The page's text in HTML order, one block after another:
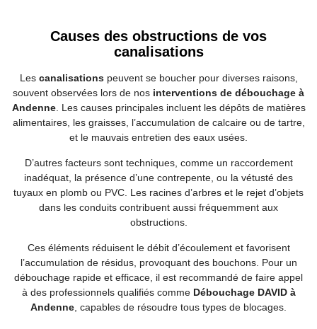
Causes des obstructions de vos
canalisations
Les canalisationspeuvent se boucher pour diverses raisons,
souvent observées lors de nos interventions de débouchage à
Andenne. Les causes principales incluent les dépôts de matières
alimentaires, les graisses, l’accumulation de calcaire ou de tartre,
et le mauvais entretien des eaux usées.
D’autres facteurs sont techniques, comme un raccordement
inadéquat, la présence d’une contrepente, ou la vétusté des
tuyaux en plomb ou PVC. Les racines d’arbres et le rejet d’objets
dans les conduits contribuent aussi fréquemment aux
obstructions.
Ces éléments réduisent le débit d’écoulement et favorisent
l’accumulation de résidus, provoquant des bouchons. Pour un
débouchage rapide et efficace, il est recommandé de faire appel
à des professionnels qualifiés comme Débouchage DAVID à
Andenne, capables de résoudre tous types de blocages.